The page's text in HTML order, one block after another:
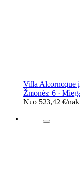
Villa Alcornoque
Žmonės: 6 ·
Nuo 523,42 €/